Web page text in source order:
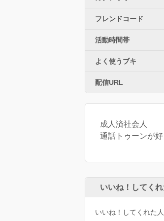
フレンドコード
活動時間帯
よく使うブキ
配信URL
成人済社会人
通話トゥーンが好
いいね！してくれ
いいね！してくれた